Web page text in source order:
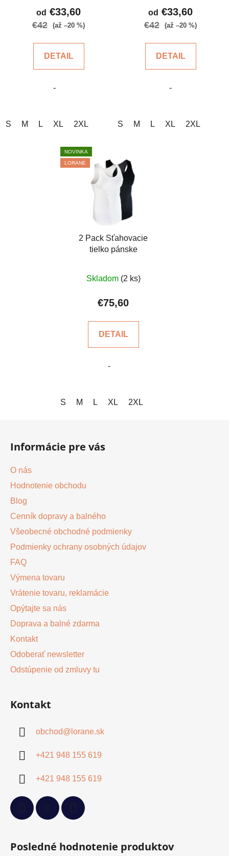
produktu
je
5
od €33,60
€42 (až –20 %)
DETAIL
-
S M L XL 2XL
produktu
je
5
od €33,60
€42 (až –20 %)
DETAIL
-
S M L XL 2XL
NOVINKA
LORANE
2 Pack Sťahovacie
tielko pánske
Skladom (2 ks)
€75,60
DETAIL
-
S M L XL 2XL
Informácie pre vás
O nás
Hodnotenie obchodu
Blog
Cenník dopravy a balného
Všeobecné obchodné podmienky
Podmienky ochrany osobných údajov
FAQ
Výmena tovaru
Vrátenie tovaru, reklamácie
Opýtajte sa nás
Doprava a balné zdarma
Kontakt
Odoberať newsletter
Odstúpenie od zmluvy tu
Kontakt
obchod@ lorane.sk
+421 948 155 619
+421 948 155 619
Posledné hodnotenie produktov